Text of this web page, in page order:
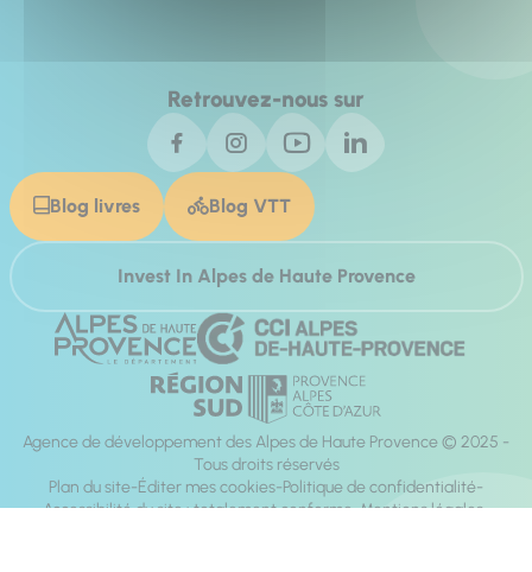
Retrouvez-nous sur
Blog livres Blog VTT
Invest In Alpes de Haute Provence
Agence de développement des Alpes de Haute Provence © 2025 -
Tous droits réservés
Plan du site Éditer mes cookies Politique de confidentialité
Accessibilité du site : totalement conforme Mentions légales